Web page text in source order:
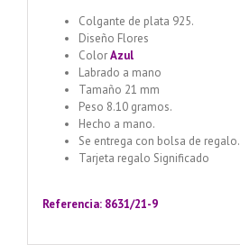
Colgante de plata 925.
Diseño Flores
ColorAzul
Labrado a mano
Tamaño 21 mm
Peso 8.10 gramos.
Hecho a mano.
Se entrega con bolsa de regalo.
Tarjeta regalo Significado
Referencia: 8631/21-9